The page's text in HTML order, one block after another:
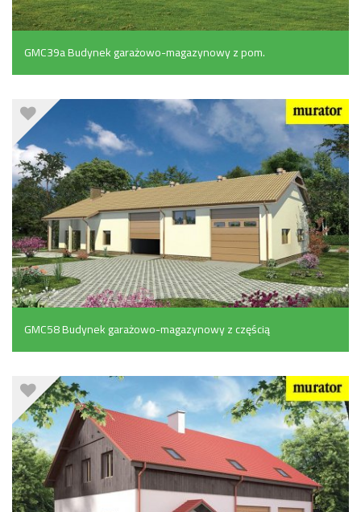
GMC39a Budynek garażowo-magazynowy z pom.
pomocniczymi (161.7 m²)
GMC58 Budynek garażowo-magazynowy z częścią
socjalno-biurową i mieszkaniem (255.6 m²)